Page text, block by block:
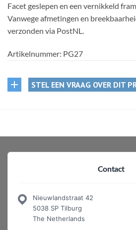
Facet geslepen en een vernikkeld
Vanwege afmetingen en
verzonden via PostNL.
Artikelnummer: PG27
STEL EEN VRAAG OVER DIT
Contact
Nieuwlandstraat 42
5038 SP Tilburg
The Netherlands